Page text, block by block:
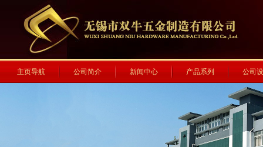
主页导航 公司简介 新闻中心 产品系列 公司